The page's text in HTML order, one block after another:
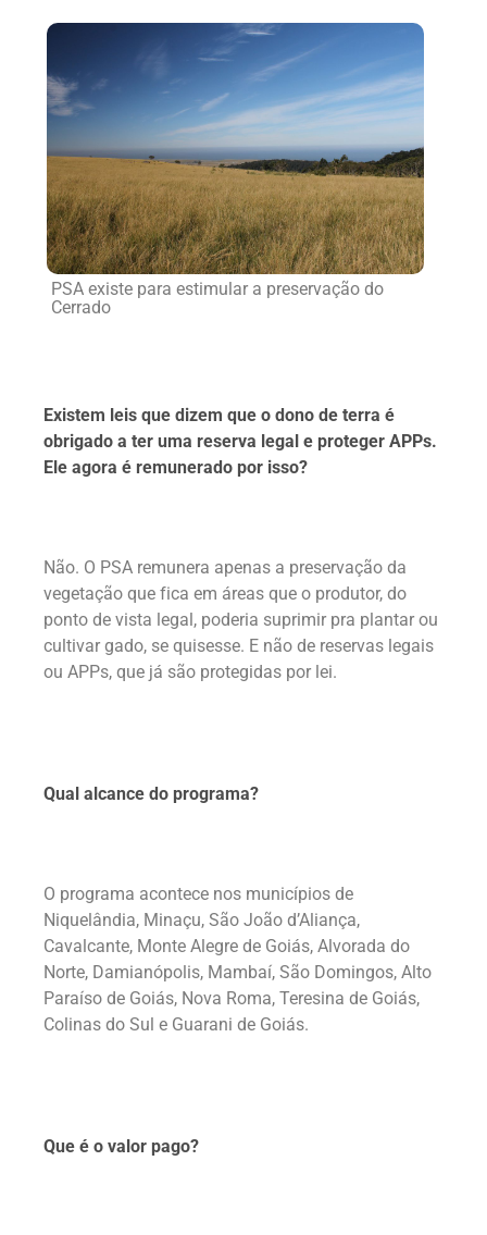
PSA existe para estimular a preservação do
Cerrado
Existem leis que dizem que o dono de terra é
obrigado a ter uma reserva legal e proteger APPs.
Ele agora é remunerado por isso?
Não. O PSA remunera apenas a preservação da
vegetação que fica em áreas que o produtor, do
ponto de vista legal, poderia suprimir pra plantar ou
cultivar gado, se quisesse. E não de reservas legais
ou APPs, que já são protegidas por lei.
Qual alcance do programa?
O programa acontece nos municípios de
Niquelândia, Minaçu, São João d’Aliança,
Cavalcante, Monte Alegre de Goiás, Alvorada do
Norte, Damianópolis, Mambaí, São Domingos, Alto
Paraíso de Goiás, Nova Roma, Teresina de Goiás,
Colinas do Sul e Guarani de Goiás.
Que é o valor pago?